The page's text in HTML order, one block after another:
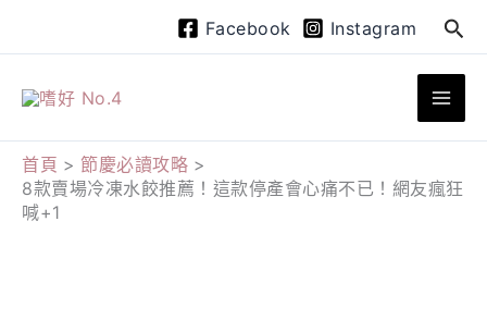
至
Facebook Instagram
搜
尋
首頁
節慶必讀攻略
8款賣場冷凍水餃推薦！這款停產會心痛不已！網友瘋狂
喊+1